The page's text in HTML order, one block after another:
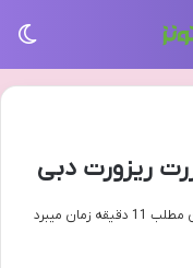
ریزورت دبی
زمان میبرد